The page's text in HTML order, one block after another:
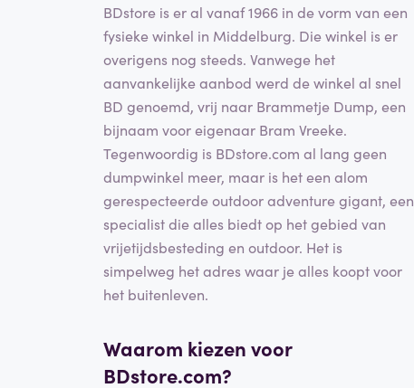
BDstore is er al vanaf 1966 in de vorm van een
fysieke winkel in Middelburg. Die winkel is er
overigens nog steeds. Vanwege het
aanvankelijke aanbod werd de winkel al snel
BD genoemd, vrij naar Brammetje Dump, een
bijnaam voor eigenaar Bram Vreeke.
Tegenwoordig is BDstore.com al lang geen
dumpwinkel meer, maar is het een alom
gerespecteerde outdoor adventure gigant, een
specialist die alles biedt op het gebied van
vrijetijdsbesteding en outdoor. Het is
simpelweg het adres waar je alles koopt voor
het buitenleven.
Waarom kiezen voor
BDstore.com?